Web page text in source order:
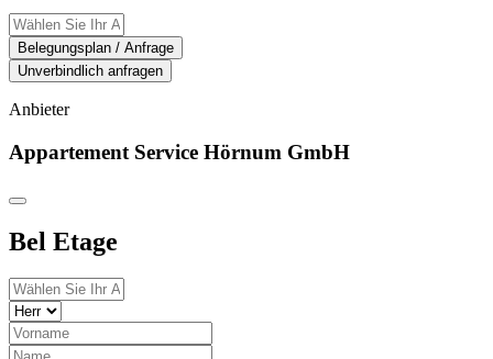
Belegungsplan / Anfrage
Unverbindlich anfragen
Anbieter
Appartement Service Hörnum GmbH
Bel Etage